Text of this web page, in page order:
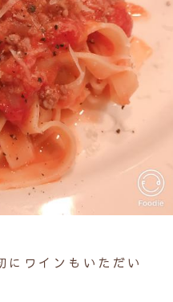
にワインもいただい